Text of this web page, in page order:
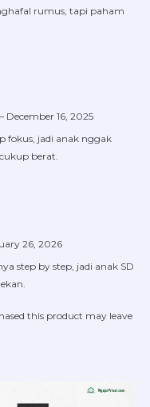
rumus, tapi paham
– December 16, 2025
fokus, jadi anak nggak
berat.
26, 2026
step by step, jadi anak SD
this product may leave
This